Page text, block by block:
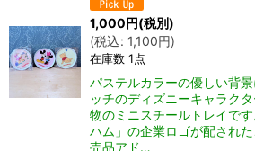
1,000円(税別)
(税込: 1,100円)
在庫数 1点
パステルカラーの優しい背
ッチのディズニーキャラク
物のミニスチールトレイで
ハム」の企業ロゴが配され
売品アド…